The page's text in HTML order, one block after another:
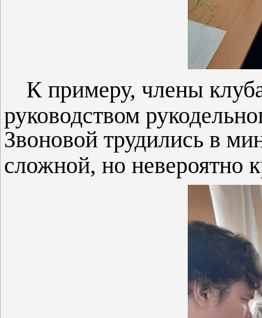
К примеру, члены
руководством
Звоновой трудились в
сложной, но невероятно